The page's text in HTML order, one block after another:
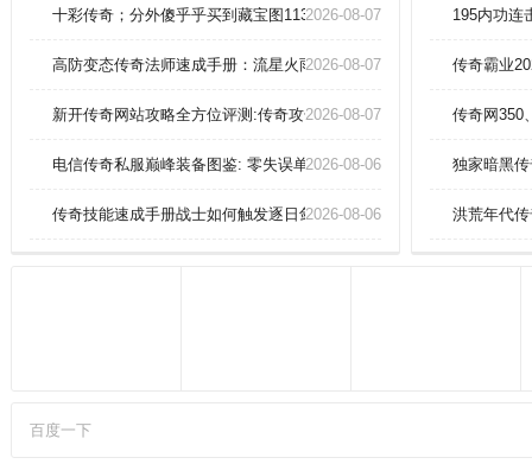
的领域威压
十彩传奇；分外傻乎乎买到藏宝图113？2026-08-07
高防变态传奇法师速成手册：流星火雨秒杀祖玛教主全解析！
2026-08-07
新开传奇网站攻略全方位评测:传奇攻击速度慢道士怎么能修炼英雄集
2026-08-07
电信传奇私服巅峰装备图鉴: 零失误单刷赤月恶魔实战教学
2026-08-06
传奇技能速成手册战士如何触发逐日剑法双倍暴击？
2026-08-06
195内功连
传奇霸业
传奇网350
独家暗黑
洪荒年代
百度一下